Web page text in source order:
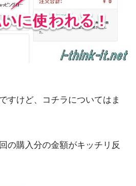
すけど、コチラについてはま
の購入分の金額がキッチリ反